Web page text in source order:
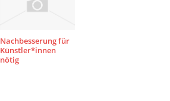
Nachbesserung für
Künstler*innen
nötig